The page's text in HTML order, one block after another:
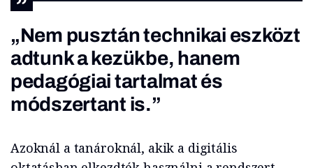
„Nem pusztán technikai eszközt
adtunk a kezükbe, hanem
pedagógiai tartalmat és
módszertant is.”
Azoknál a tanároknál, akik a digitális